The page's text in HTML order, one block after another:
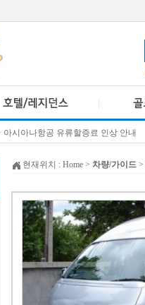
아시아나항공 유류할증료 인상 안내
현재위치 : Home > 차량/가이드 >